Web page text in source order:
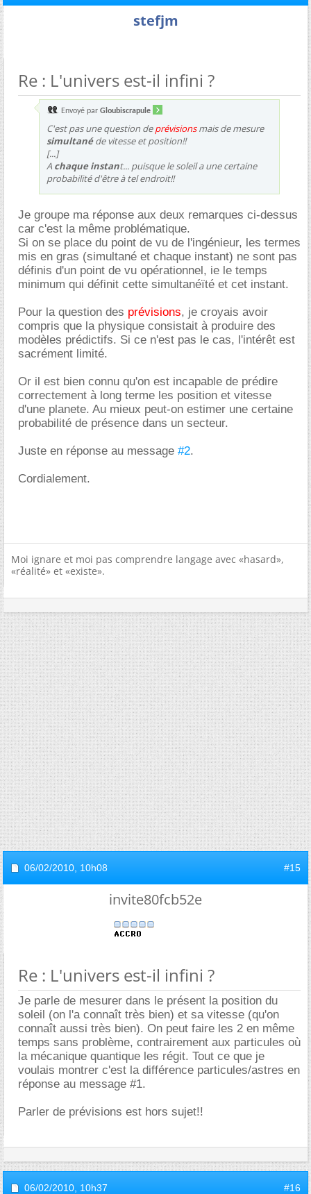
stefjm
Re : L'univers est-il infini ?
Envoyé par Gloubiscrapule
C'est pas une question deprévisionsmais de mesure
simultanéde vitesse et position!!
[...]
A chaque instant... puisque le soleil a une certaine
probabilité d'être à tel endroit!!
Je groupe ma réponse aux deux remarques ci-dessus
car c'est la même problématique.
Si on se place du point de vu de l'ingénieur, les termes
mis en gras (simultané et chaque instant) ne sont pas
définis d'un point de vu opérationnel, ie le temps
minimum qui définit cette simultanéïté et cet instant.
Pour la question des prévisions, je croyais avoir
compris que la physique consistait à produire des
modèles prédictifs. Si ce n'est pas le cas, l'intérêt est
sacrément limité.
Or il est bien connu qu'on est incapable de prédire
correctement à long terme les position et vitesse
d'une planete. Au mieux peut-on estimer une certaine
probabilité de présence dans un secteur.
Juste en réponse au message #2.
Cordialement.
Moi ignare et moi pas comprendre langage avec «hasard»,
«réalité» et «existe».
06/02/2010, 10h08 #15
invite80fcb52e
Re : L'univers est-il infini ?
Je parle de mesurer dans le présent la position du
soleil (on l'a connaît très bien) et sa vitesse (qu'on
connaît aussi très bien). On peut faire les 2 en même
temps sans problème, contrairement aux particules où
la mécanique quantique les régit. Tout ce que je
voulais montrer c'est la différence particules/astres en
réponse au message #1.
Parler de prévisions est hors sujet!!
06/02/2010, 10h37 #16